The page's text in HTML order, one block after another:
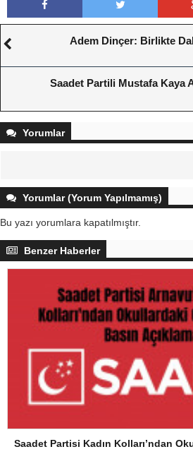
Adem Dinçer: Birlikte
Saadet Partili Mustafa Kaya
Yorumlar
Yorumlar (Yorum Yapılmamış)
Bu yazı yorumlara kapatılmıştır.
Benzer Haberler